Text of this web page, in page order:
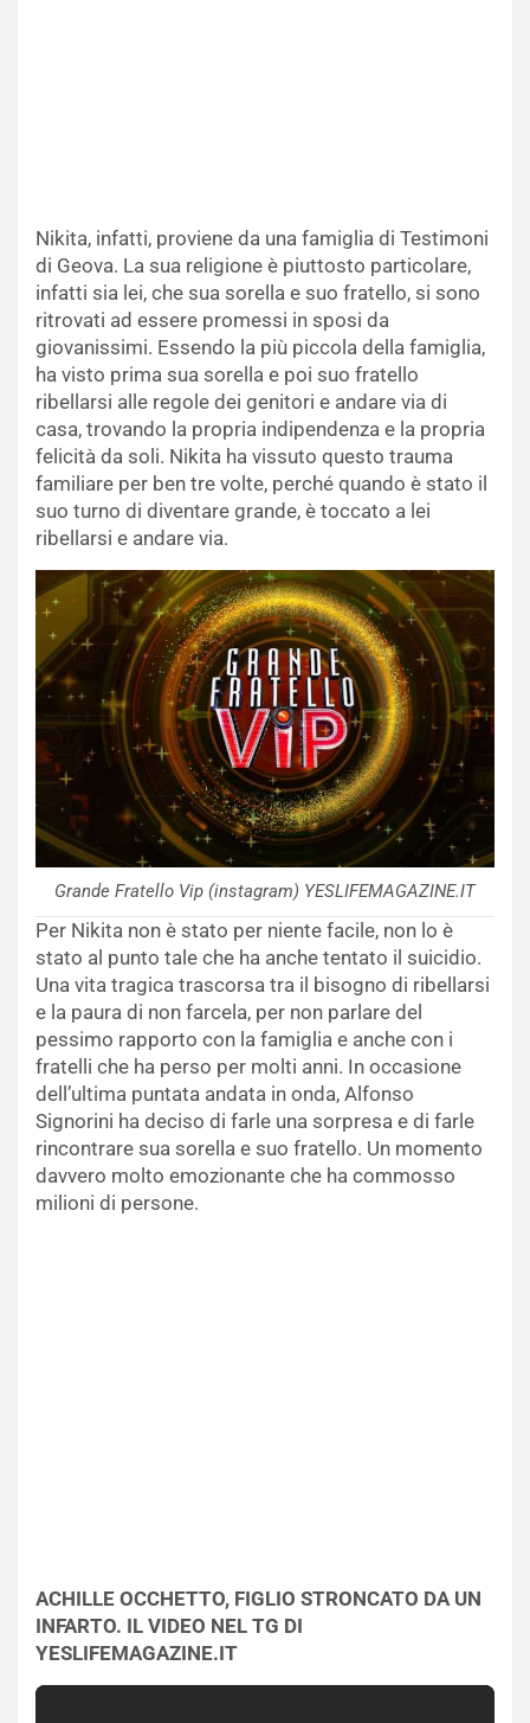
Nikita, infatti, proviene da una famiglia di Testimoni
di Geova. La sua religione è piuttosto particolare,
infatti sia lei, che sua sorella e suo fratello, si sono
ritrovati ad essere promessi in sposi da
giovanissimi. Essendo la più piccola della famiglia,
ha visto prima sua sorella e poi suo fratello
ribellarsi alle regole dei genitori e andare via di
casa, trovando la propria indipendenza e la propria
felicità da soli. Nikita ha vissuto questo trauma
familiare per ben tre volte, perché quando è stato il
suo turno di diventare grande, è toccato a lei
ribellarsi e andare via.
Grande Fratello Vip (instagram) YESLIFEMAGAZINE.IT
Per Nikita non è stato per niente facile, non lo è
stato al punto tale che ha anche tentato il suicidio.
Una vita tragica trascorsa tra il bisogno di ribellarsi
e la paura di non farcela, per non parlare del
pessimo rapporto con la famiglia e anche con i
fratelli che ha perso per molti anni. In occasione
dell’ultima puntata andata in onda, Alfonso
Signorini ha deciso di farle una sorpresa e di farle
rincontrare sua sorella e suo fratello. Un momento
davvero molto emozionante che ha commosso
milioni di persone.
ACHILLE OCCHETTO, FIGLIO STRONCATO DA UN
INFARTO. IL VIDEO NEL TG DI
YESLIFEMAGAZINE.IT